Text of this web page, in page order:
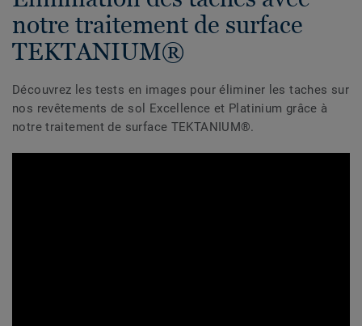
notre traitement de surface
TEKTANIUM®
Découvrez les tests en images pour éliminer les taches sur
nos revêtements de sol Excellence et Platinium grâce à
notre traitement de surface TEKTANIUM®.